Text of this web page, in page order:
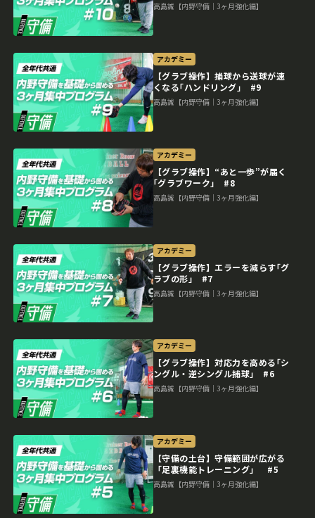
高島誠【内野守備｜3ヶ月強化編】
アカデミー
【グラブ操作】捕球から送球が速
くなる｢ハンドリング｣ #9
高島誠【内野守備｜3ヶ月強化編】
アカデミー
【グラブ操作】“あと一歩”が届く
｢グラブワーク｣ #8
高島誠【内野守備｜3ヶ月強化編】
アカデミー
【グラブ操作】エラーを減らす｢グ
ラブの形｣ #7
高島誠【内野守備｜3ヶ月強化編】
アカデミー
【グラブ操作】対応力を高める｢シ
ングル・逆シングル捕球｣ #6
高島誠【内野守備｜3ヶ月強化編】
アカデミー
【守備の土台】守備範囲が広がる
「足裏機能トレーニング」 #5
高島誠【内野守備｜3ヶ月強化編】